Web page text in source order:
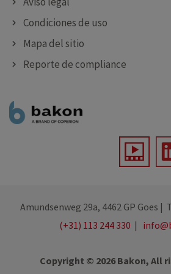
Condiciones de uso
Mapa del sitio
Reporte de compliance
Amundsenweg 29a, 4462 GP Goes
(+31) 113 244 330 |
Copyright © 2026 Bakon, All